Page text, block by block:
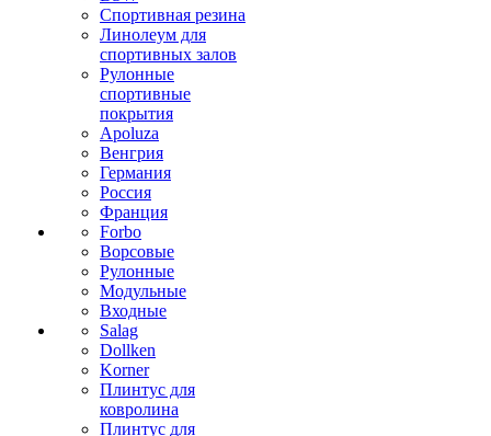
Спортивная резина
Линолеум для
спортивных залов
Рулонные
спортивные
покрытия
Apoluza
Венгрия
Германия
Россия
Франция
Forbo
Ворсовые
Рулонные
Модульные
Входные
Salag
Dollken
Korner
Плинтус для
ковролина
Плинтус для